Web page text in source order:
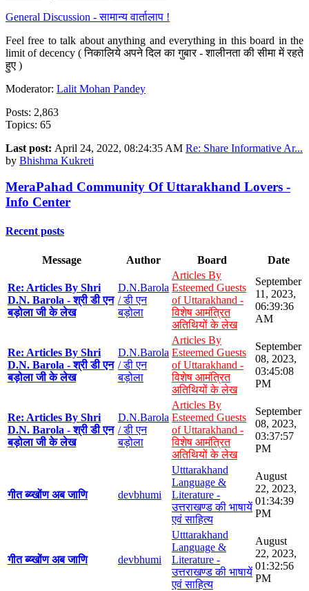
General Discussion - सामान्य वार्तालाप !
Feel free to talk about anything and everything in this board in the
limit of decency ( निकालिये अपने दिल का गुबार - शालीनता की सीमा में रहते
हुए )
Moderator: Lalit Mohan Pandey
Posts: 2,863
Topics: 65
Last post: April 24, 2022, 08:24:35 AM Re: Share Informative Ar...
by Bhishma Kukreti
MeraPahad Community Of Uttarakhand Lovers -
Info Center
Recent posts
Message Author Board Date
Re: Articles By Shri
D.N. Barola - श्री डी एन
बड़ोला जी के लेख
D.N.Barola
/ डी एन
बड़ोला
Articles By
Esteemed Guests
of Uttarakhand -
विशेष आमंत्रित
अतिथियों के लेख
September
11, 2023,
06:39:36
AM
Re: Articles By Shri
D.N. Barola - श्री डी एन
बड़ोला जी के लेख
D.N.Barola
/ डी एन
बड़ोला
Articles By
Esteemed Guests
of Uttarakhand -
विशेष आमंत्रित
अतिथियों के लेख
September
08, 2023,
03:45:08
PM
Re: Articles By Shri
D.N. Barola - श्री डी एन
बड़ोला जी के लेख
D.N.Barola
/ डी एन
बड़ोला
Articles By
Esteemed Guests
of Uttarakhand -
विशेष आमंत्रित
अतिथियों के लेख
September
08, 2023,
03:37:57
PM
गीत ब्य्खोंण अब जाणि devbhumi
Utttarakhand
Language &
Literature -
उत्तराखण्ड की भाषायें
एवं साहित्य
August
22, 2023,
01:34:39
PM
गीत ब्य्खोंण अब जाणि devbhumi
Utttarakhand
Language &
Literature -
उत्तराखण्ड की भाषायें
एवं साहित्य
August
22, 2023,
01:32:56
PM